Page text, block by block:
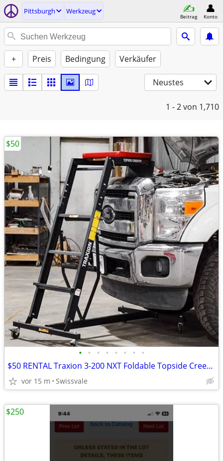
Pittsburgh Werkzeug
Beitrag Konto
+ Preis Bedingung Verkäufer
Neustes
1 - 2von 1,710
• • • • • • • •
$50 RENTAL Traxion 3-200 NXT Foldable Topside Creeper Over Engine
vor 15 m Swissvale
$50
$250